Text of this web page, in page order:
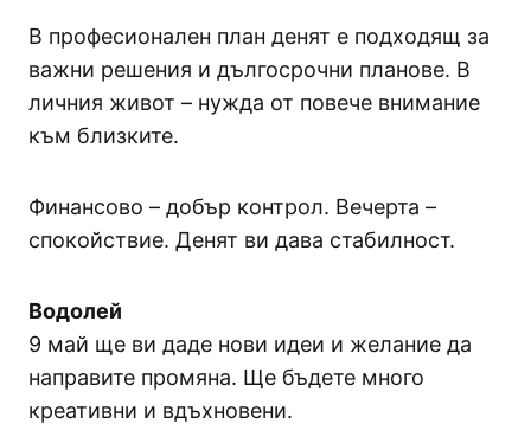
В професионален план денят е подходящ за
важни решения и дългосрочни планове. В
личния живот – нужда от повече внимание
към близките.
Финансово – добър контрол. Вечерта –
спокойствие. Денят ви дава стабилност.
Водолей
9 май ще ви даде нови идеи и желание да
направите промяна. Ще бъдете много
креативни и вдъхновени.